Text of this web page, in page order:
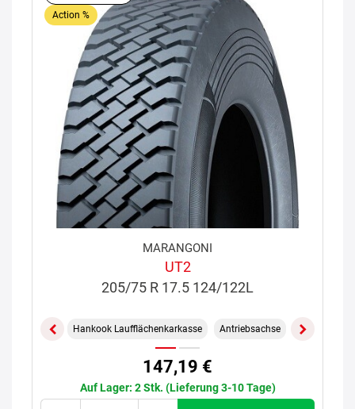
Action %
MARANGONI
UT2
205/75 R 17.5 124/122L
Hankook Laufflächenkarkasse Antriebsachse Gemischt
147,19 €
Auf Lager: 2 Stk. (Lieferung 3-10 Tage)